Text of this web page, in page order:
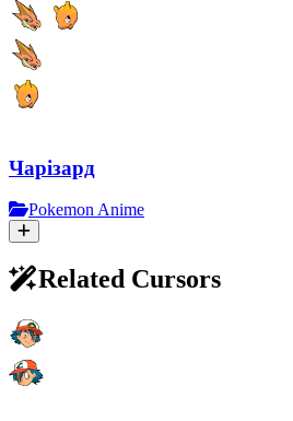
Чарізард
Pokemon Anime
Related Cursors